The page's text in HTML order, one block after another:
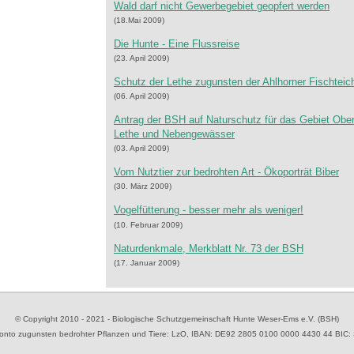
Wald darf nicht Gewerbegebiet geopfert werden
(18.Mai 2009)
Die Hunte - Eine Flussreise
(23. April 2009)
Schutz der Lethe zugunsten der Ahlhorner
(06. April 2009)
Antrag der BSH auf Naturschutz für das Gebiet
Lethe und Nebengewässer
(03. April 2009)
Vom Nutztier zur bedrohten Art - Ökoporträt Biber
(30. März 2009)
Vogelfütterung - besser mehr als weniger!
(10. Februar 2009)
Naturdenkmale, Merkblatt Nr. 73 der BSH
(17. Januar 2009)
© Copyright 2010 - 2021 - Biologische Schutzgemeinschaft Hunte Weser-Ems e.V. (BSH)
zugunsten bedrohter Pflanzen und Tiere: LzO, IBAN: DE92 2805 0100 0000 4430 44 BIC: